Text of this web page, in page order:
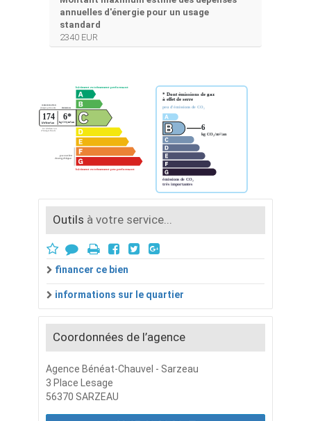
annuelles d'énergie pour un usage
standard
2340 EUR
Outils à votre service...
financer ce bien
informations sur le quartier
Coordonnées de l’agence
Agence Bénéat-Chauvel - Sarzeau
3 Place Lesage
56370 SARZEAU